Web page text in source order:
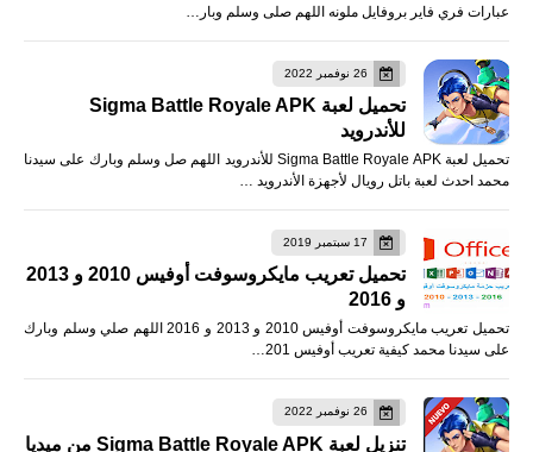
عبارات فري فاير بروفايل ملونه اللهم صلى وسلم وبار…
26 نوفمبر 2022
تحميل لعبة Sigma Battle Royale APK
للأندرويد
تحميل لعبة Sigma Battle Royale APK للأندرويد اللهم صل وسلم وبارك على سيدنا
محمد احدث لعبة باتل رويال لأجهزة الأندرويد …
17 سبتمبر 2019
تحميل تعريب مايكروسوفت أوفيس 2010 و 2013
و 2016
تحميل تعريب مايكروسوفت أوفيس 2010 و 2013 و 2016 اللهم صلي وسلم وبارك
على سيدنا محمد كيفية تعريب أوفيس 201…
26 نوفمبر 2022
تنزيل لعبة Sigma Battle Royale APK من ميديا